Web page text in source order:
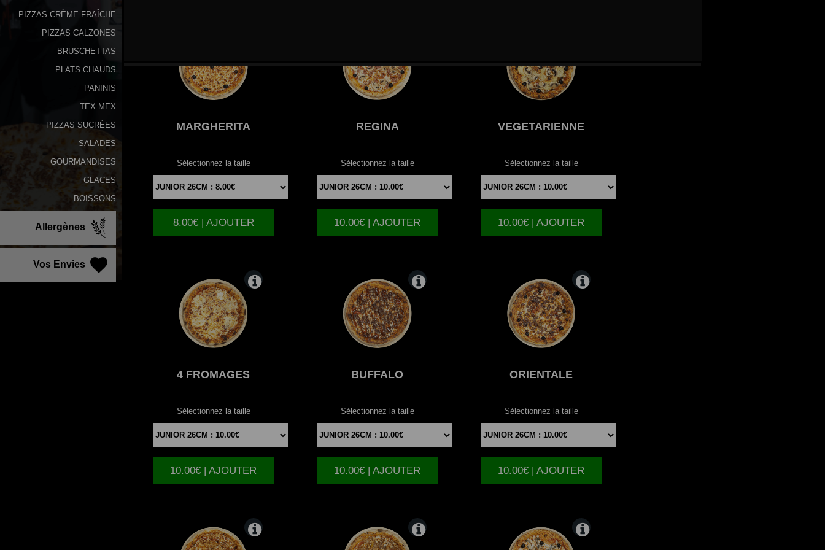
PIZZAS CRÈME FRAÎCHE
PIZZAS CALZONES
BRUSCHETTAS
PLATS CHAUDS
PANINIS
TEX MEX
PIZZAS SUCRÉES
SALADES
GOURMANDISES
GLACES
BOISSONS
Allergènes
Vos Envies
MARGHERITA
Sélectionnez la taille
8.00€ | AJOUTER
REGINA
Sélectionnez la taille
10.00€ | AJOUTER
VEGETARIENNE
Sélectionnez la taille
10.00€ | AJOUTER
4 FROMAGES
Sélectionnez la taille
10.00€ | AJOUTER
BUFFALO
Sélectionnez la taille
10.00€ | AJOUTER
ORIENTALE
Sélectionnez la taille
10.00€ | AJOUTER